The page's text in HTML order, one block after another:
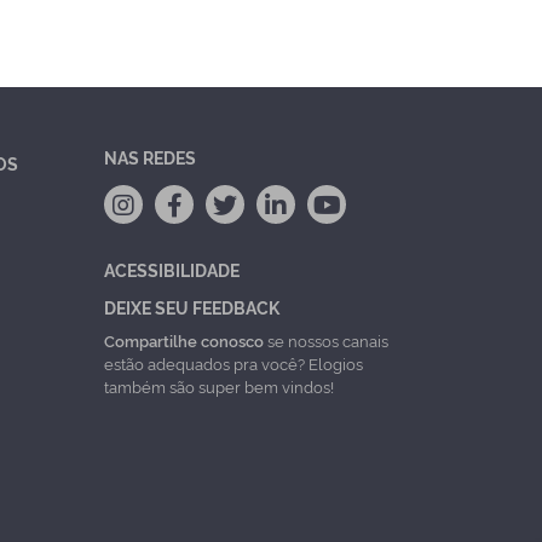
NAS REDES
ACESSIBILIDADE
DEIXE SEU FEEDBACK
Compartilhe conoscose nossos canais
estão adequados pra você? Elogios
também são super bem vindos!